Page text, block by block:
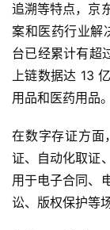
追溯等特点，京
案和医药行业解
台已经累计有超
上链数据达 13
用品和医药用品。
在数字存证方面
证、自动化取证
用于电子合同、
讼、版权保护等场